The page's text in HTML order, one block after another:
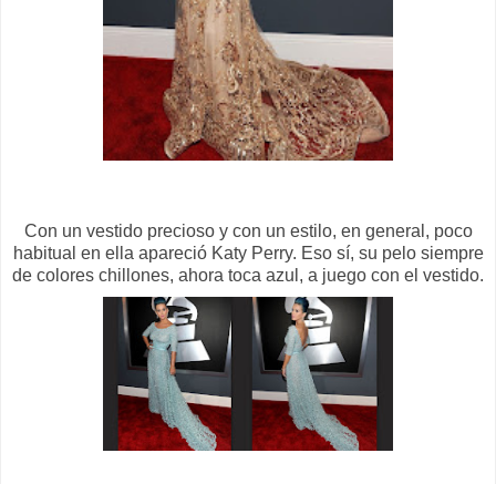
Con un vestido precioso y con un estilo, en general, poco
habitual en ella apareció Katy Perry. Eso sí, su pelo siempre
de colores chillones, ahora toca azul, a juego con el vestido.